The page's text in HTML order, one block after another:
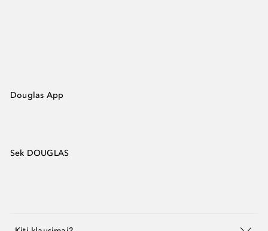
Douglas App
Sek DOUGLAS